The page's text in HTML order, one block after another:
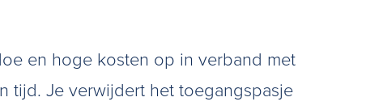
en hoge kosten op in verband met
tijd. Je verwijdert het toegangspasje